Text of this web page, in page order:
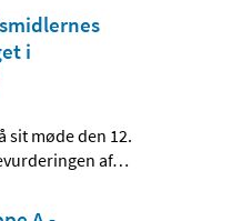
i
møde den 12.
af…